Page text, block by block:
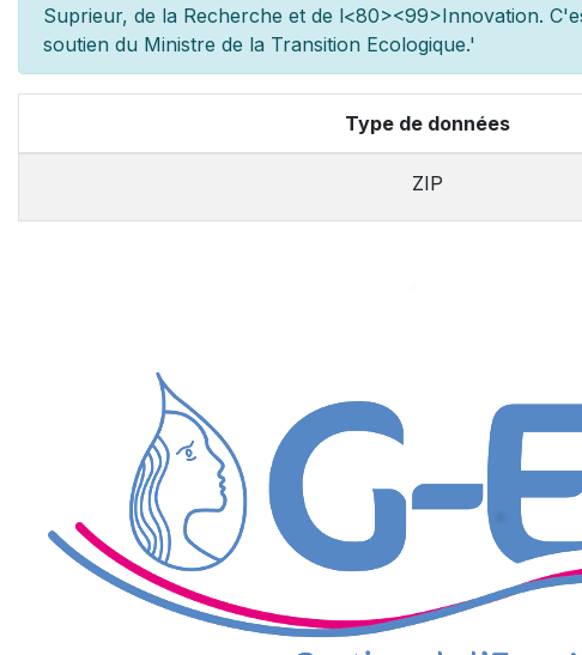
Suprieur, de la Recherche et de l<80><99>Innovation.
soutien du Ministre de la Transition Ecologique.'
Type de données
ZIP